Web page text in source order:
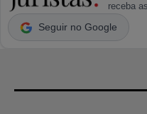
receba
Seguir no Google